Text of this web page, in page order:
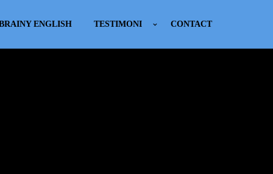
ENGLISH TESTIMONI CONTACT